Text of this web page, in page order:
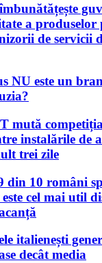
a
de servicii
NU este un
mută
instalările de
trei zile
din 10 români
cel mai util
italienești
decât media